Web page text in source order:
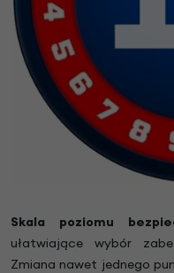
Skala poziomu
ułatwiające wybór
Zmiana nawet jednego